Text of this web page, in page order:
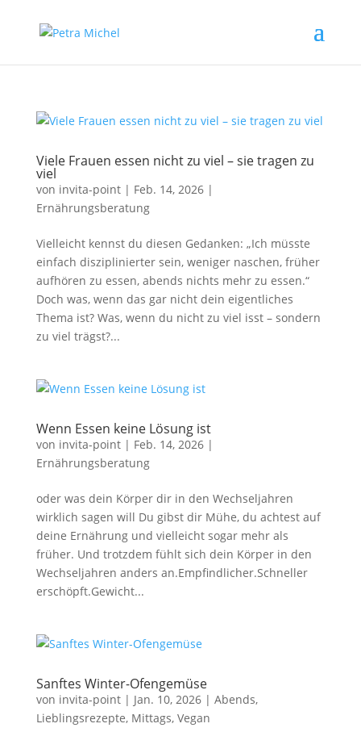
Viele Frauen essen nicht zu viel – sie tragen zu
viel
von invita-point| Feb. 14, 2026|
Ernährungsberatung
Vielleicht kennst du diesen Gedanken: „Ich müsste
einfach disziplinierter sein, weniger naschen, früher
aufhören zu essen, abends nichts mehr zu essen.“
Doch was, wenn das gar nicht dein eigentliches
Thema ist? Was, wenn du nicht zu viel isst – sondern
zu viel trägst?...
Wenn Essen keine Lösung ist
von invita-point| Feb. 14, 2026|
Ernährungsberatung
oder was dein Körper dir in den Wechseljahren
wirklich sagen will Du gibst dir Mühe, du achtest auf
deine Ernährung und vielleicht sogar mehr als
früher. Und trotzdem fühlt sich dein Körper in den
Wechseljahren anders an.Empfindlicher.Schneller
erschöpft.Gewicht...
Sanftes Winter-Ofengemüse
von invita-point| Jan. 10, 2026| Abends,
Lieblingsrezepte, Mittags, Vegan